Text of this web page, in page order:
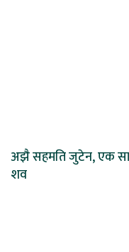
अझै सहमति जुटेन, एक
शव